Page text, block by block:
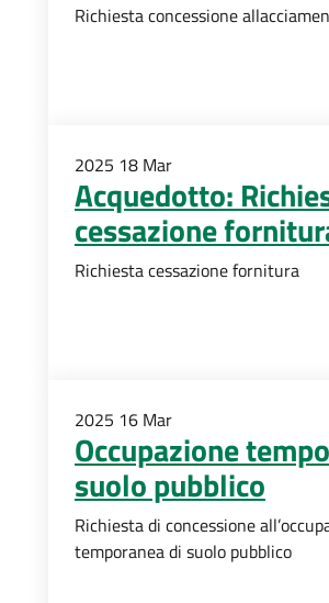
Richiesta concessione
2025 18 Mar
Acquedotto:
cessazione
Richiesta cessazione fornitura
2025 16 Mar
Occupazione
suolo pubblico
Richiesta di concessione
temporanea di suolo pubblico